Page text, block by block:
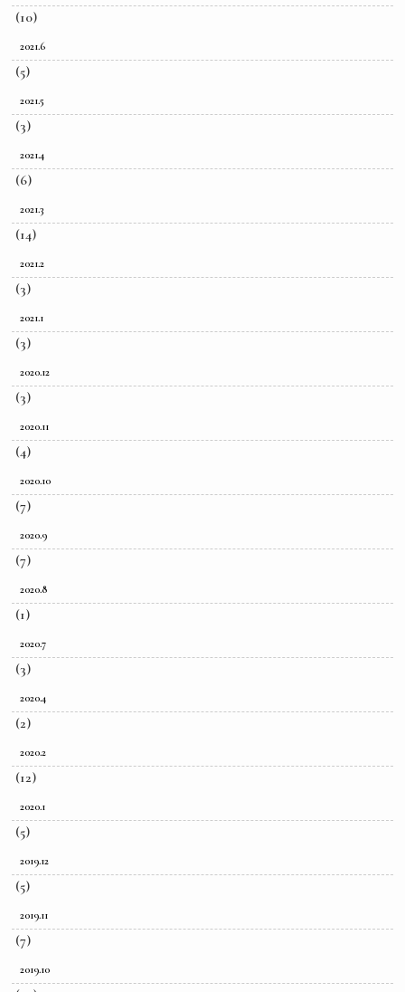
(10)
2021.6
(5)
2021.5
(3)
2021.4
(6)
2021.3
(14)
2021.2
(3)
2021.1
(3)
2020.12
(3)
2020.11
(4)
2020.10
(7)
2020.9
(7)
2020.8
(1)
2020.7
(3)
2020.4
(2)
2020.2
(12)
2020.1
(5)
2019.12
(5)
2019.11
(7)
2019.10